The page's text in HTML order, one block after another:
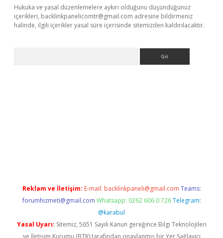
Hukuka ve yasal düzenlemelere aykırı olduğunu düşündüğünüz
içerikleri, backlinkpanelicomtr@gmail.com adresine bildirmeniz
halinde, ilgili içerikler yasal süre içerisinde sitemizden kaldırılacaktır.
Reklam ve İletişim: E-mail: backlinkpaneli@gmail.com Teams:
forumhizmeti@gmail.com Whatsapp: 0262 606 0 726 Telegram:
@karabul
Yasal Uyarı: Sitemiz, 5651 Sayılı Kanun gereğince Bilgi Teknolojileri
ve İletişim Kurumu (BTK) tarafından onaylanmış bir Yer Sağlayıcı